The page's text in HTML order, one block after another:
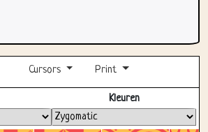
Cursors Print
Volledig scherm
Kleuren